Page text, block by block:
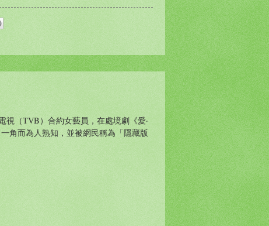
視（TVB）合約女藝員，在處境劇《愛·
角而為人熟知，並被網民稱為「隱藏版